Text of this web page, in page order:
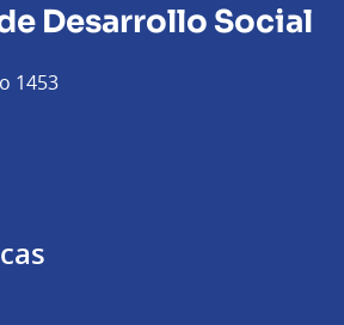
Desarrollo Social
1453